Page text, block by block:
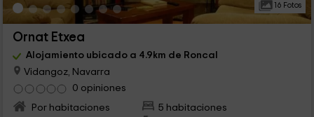
16 Fotos
Ornat Etxea
Alojamiento ubicado a 4.9km de Roncal
Vidangoz, Navarra
0 opiniones
Por habitaciones
5 habitaciones